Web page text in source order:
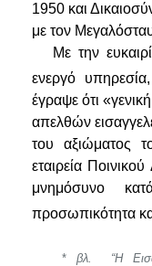
1950 και
με τον
Με την
ενεργό
έγραψε ότι
απελθών
του αξιώματος
εταιρεία
μνημόσυνο
προσωπικότητα
* βλ. “Η